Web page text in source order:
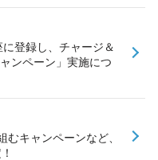
登録し、チャージ＆
ンペーン」実施につ
キャンペーンなど、